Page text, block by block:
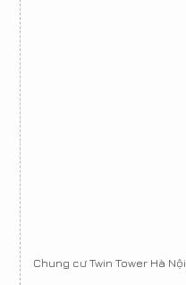
Chung cư Twin Tower Hà Nội